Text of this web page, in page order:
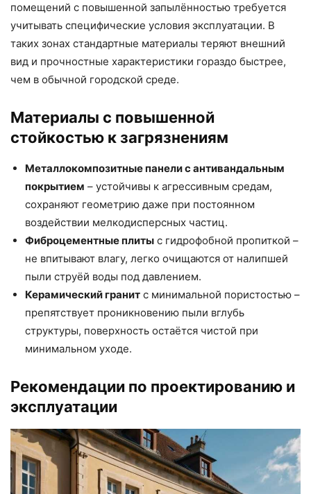
помещений с повышенной запылённостью требуется
учитывать специфические условия эксплуатации. В
таких зонах стандартные материалы теряют внешний
вид и прочностные характеристики гораздо быстрее,
чем в обычной городской среде.
Материалы с повышенной
стойкостью к загрязнениям
Металлокомпозитные панели с антивандальным
покрытием – устойчивы к агрессивным средам,
сохраняют геометрию даже при постоянном
воздействии мелкодисперсных частиц.
Фиброцементные плиты с гидрофобной пропиткой –
не впитывают влагу, легко очищаются от налипшей
пыли струёй воды под давлением.
Керамический гранит с минимальной пористостью –
препятствует проникновению пыли вглубь
структуры, поверхность остаётся чистой при
минимальном уходе.
Рекомендации по проектированию и
эксплуатации